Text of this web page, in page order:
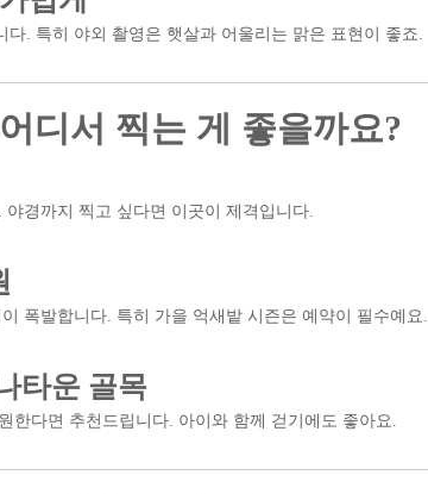
. 특히 야외 촬영은 햇살과 어울리는 맑은 표현이 좋죠.
디서 찍는 게 좋을까요?
경까지 찍고 싶다면 이곳이 제격입니다.
폭발합니다. 특히 가을 억새밭 시즌은 예약이 필수예요.
타운 골목
한다면 추천드립니다. 아이와 함께 걷기에도 좋아요.